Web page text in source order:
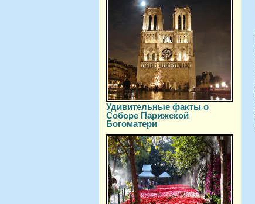
Удивительные факты о
Соборе Парижской
Богоматери